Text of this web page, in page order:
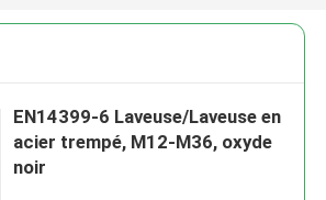
EN14399-6 Laveuse/Laveuse en
acier trempé, M12-M36, oxyde
noir